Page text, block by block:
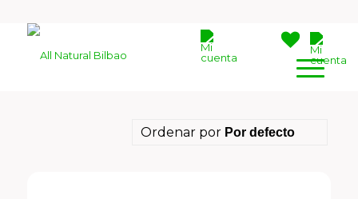
Ordenar por Por defecto